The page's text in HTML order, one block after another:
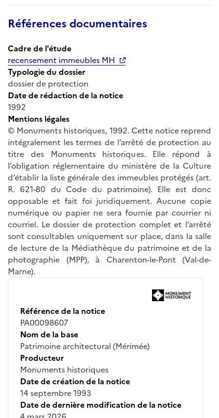
Références documentaires
Cadre de l'étude
recensement immeubles MH
Typologie du dossier
dossier de protection
Date de rédaction de la notice
1992
Mentions légales
© Monuments historiques, 1992. Cette notice reprend
intégralement les termes de l’arrêté de protection au
titre des Monuments historiques. Elle répond à
l’obligation réglementaire du ministère de la Culture
d’établir la liste générale des immeubles protégés (art.
R. 621-80 du Code du patrimoine). Elle est donc
opposable et fait foi juridiquement. Aucune copie
numérique ou papier ne sera fournie par courrier ni
courriel. Le dossier de protection complet et l’arrêté
sont consultables uniquement sur place, dans la salle
de lecture de la Médiathèque du patrimoine et de la
photographie (MPP), à Charenton-le-Pont (Val-de-
Marne).
Référence de la notice
PA00098607
Nom de la base
Patrimoine architectural (Mérimée)
Producteur
Monuments historiques
Date de création de la notice
14 septembre 1993
Date de dernière modification de la notice